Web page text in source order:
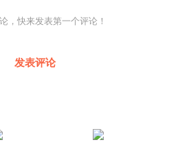
，快来发表第一个评论！
发表评论